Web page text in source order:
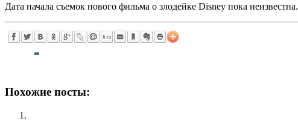
Дата начала съемок нового фильма о злодейке Disney пока неизвестна.
Похожие посты: